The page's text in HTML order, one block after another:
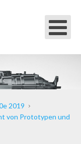
2019
von Prototypen und